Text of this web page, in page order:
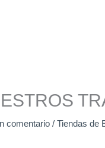
comentario /Tiendas de